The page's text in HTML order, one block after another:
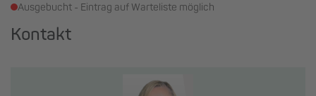
Ausgebucht - Eintrag auf Warteliste möglich
Kontakt